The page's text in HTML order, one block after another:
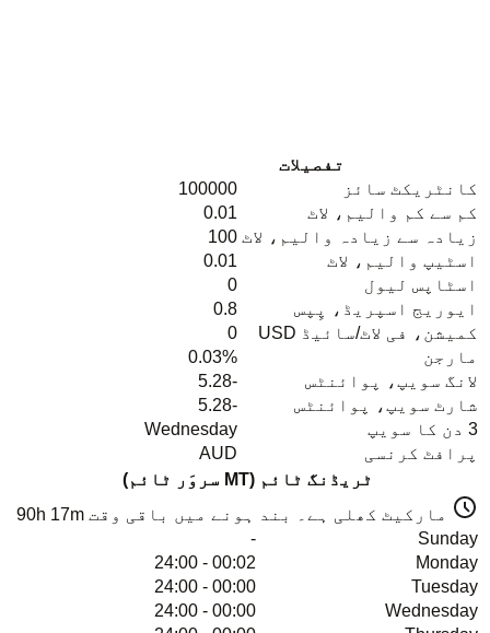
تفصیلات
کانٹریکٹ سائز
100000
کم سے کم والیم، لاٹ
0.01
زیادہ سے زیادہ والیم، لاٹ 100
اسٹیپ والیم، لاٹ
0.01
اسٹاپس لیول
0
ایوریج اسپریڈ، پِپس
0.8
کمیشن، فی لاٹ/سائیڈ USD
0
مارجن
0.03%
لانگ سویپ، پوائنٹس
-5.28
شارٹ سویپ، پوائنٹس
-5.28
3 دن کا سویپ
Wednesday
پرافٹ کرنسی
AUD
ٹریڈنگ ٹائم (MT سروَر ٹائم)
مارکیٹ کھلی ہے۔ بند ہونے میں باقی وقت 90h 17m
Sunday
-
Monday
00:02 - 24:00
Tuesday
00:00 - 24:00
Wednesday
00:00 - 24:00